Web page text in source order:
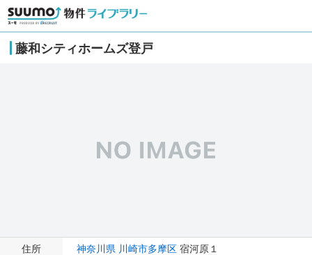
藤和シティホームズ登戸
住所 神奈川県 川崎市多摩区 宿河原１